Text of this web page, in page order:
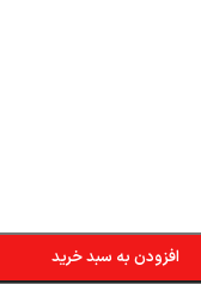
افزودن به سبد خرید